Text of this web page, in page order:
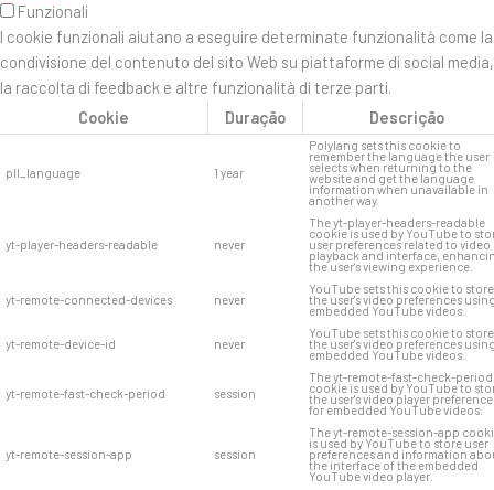
Funzionali
I cookie funzionali aiutano a eseguire determinate funzionalità come la
condivisione del contenuto del sito Web su piattaforme di social media,
la raccolta di feedback e altre funzionalità di terze parti.
Cookie
Duração Descrição
pll_language 1 year
Polylang sets this cookie to
remember the language the user
selects when returning to the
website and get the language
information when unavailable in
another way.
yt-player-headers-readable never
The yt-player-headers-readable
cookie is used by YouTube to
user preferences related to video
playback and interface,
the user's viewing experience.
yt-remote-connected-devices never
YouTube sets this cookie to store
the user's video preferences
embedded YouTube videos.
yt-remote-device-id never
YouTube sets this cookie to store
the user's video preferences
embedded YouTube videos.
yt-remote-fast-check-period session
The yt-remote-fast-check-period
cookie is used by YouTube to
the user's video player
for embedded YouTube videos.
yt-remote-session-app session
The yt-remote-session-app
is used by YouTube to store user
preferences and information
the interface of the embedded
YouTube video player.